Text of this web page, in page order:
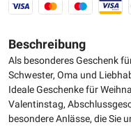
Beschreibung
Als besonderes Geschenk
Schwester, Oma und
Ideale Geschenke für
Valentinstag,
besondere Anlässe, die Sie